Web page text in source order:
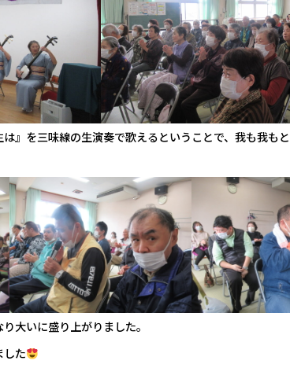
』を三味線の生演奏で歌えるということで、我も我もと
大いに盛り上がりました。
た